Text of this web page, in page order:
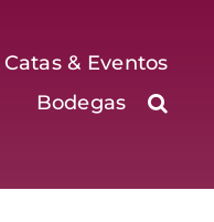
Catas & Eventos
Bodegas